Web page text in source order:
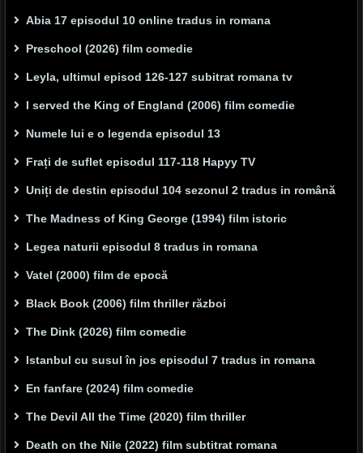
Abia 17 episodul 10 online tradus in romana
Preschool (2026) film comedie
Leyla, ultimul episod 126-127 subitrat romana tv
I served the King of England (2006) film comedie
Numele lui e o legenda episodul 13
Frați de suflet episodul 117-118 Hapyy TV
Uniți de destin episodul 104 sezonul 2 tradus in română
The Madness of King George (1994) film istoric
Legea naturii episodul 8 tradus in romana
Vatel (2000) film de epocă
Black Book (2006) film thriller război
The Dink (2026) film comedie
Istanbul cu susul în jos episodul 7 tradus in romana
En fanfare (2024) film comedie
The Devil All the Time (2020) film thriller
Death on the Nile (2022) film subtitrat romana